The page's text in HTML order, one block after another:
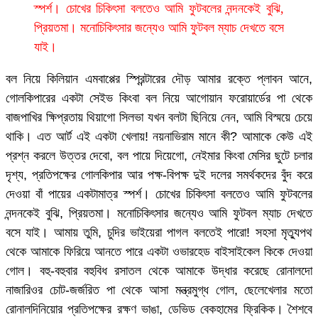
স্পর্শ। চোখের চিকিৎসা বলতেও আমি ফুটবলের নন্দনকেই বুঝি,
প্রিয়তমা। মনোচিকিৎসার জন্যেও আমি ফুটবল ম্যাচ দেখতে বসে
যাই।
বল নিয়ে কিলিয়ান এমবাপ্পের স্প্রিন্টারের দৌড় আমার রক্তে প্লাবন আনে,
গোলকিপারের একটা সেইভ কিংবা বল নিয়ে আগোয়ান ফরোয়ার্ডের পা থেকে
বাজপাখির ক্ষিপ্রতায় থিয়াগো সিলভা যখন বলটা ছিনিয়ে নেন, আমি বিস্ময়ে চেয়ে
থাকি। এত আর্ট এই একটা খেলায়! নয়নাভিরাম মানে কী? আমাকে কেউ এই
প্রশ্ন করলে উত্তর দেবো, বল পায়ে দিয়েগো, নেইমার কিংবা মেসির ছুটে চলার
দৃশ্য, প্রতিপক্ষের গোলকিপার আর পক্ষ-বিপক্ষ দুই দলের সমর্থকদের বুঁদ করে
দেওয়া বাঁ পায়ের একটামাত্র স্পর্শ। চোখের চিকিৎসা বলতেও আমি ফুটবলের
নন্দনকেই বুঝি, প্রিয়তমা। মনোচিকিৎসার জন্যেও আমি ফুটবল ম্যাচ দেখতে
বসে যাই। আমায় তুমি, চুদির ভাইয়েরা পাগল বলতেই পারো! সহসা মৃত্যুপথ
থেকে আমাকে ফিরিয়ে আনতে পারে একটা ওভারহেড বাইসাইকেল কিকে দেওয়া
গোল। বহু-বহুবার বহুবিধ রসাতল থেকে আমাকে উদ্ধার করেছে রোনালদো
নাজারিওর চোট-জর্জরিত পা থেকে আসা মন্ত্রমুগ্ধ গোল, ছেলেখেলার মতো
রোনালদিনিয়োর প্রতিপক্ষের রক্ষণ ভাঙা, ডেভিড বেকহামের ফ্রিকিক। শৈশবে